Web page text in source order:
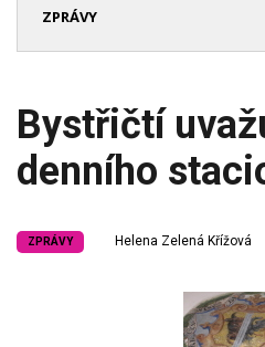
ZPRÁVY
Bystřičtí
denního
ZPRÁVY Helena Zelená Křížová